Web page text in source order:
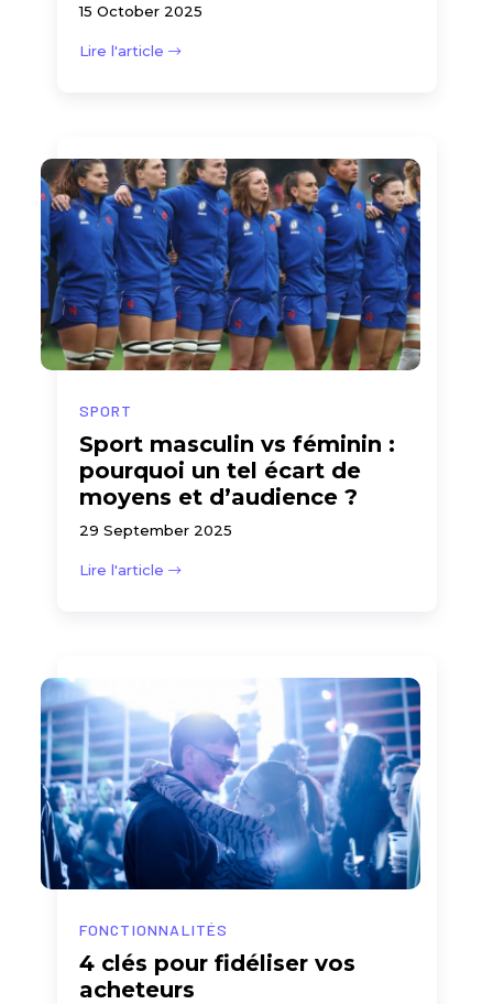
15 October 2025
Lire l'article
SPORT
Sport masculin vs féminin :
pourquoi un tel écart de
moyens et d’audience ?
29 September 2025
Lire l'article
FONCTIONNALITÉS
4 clés pour fidéliser vos
acheteurs